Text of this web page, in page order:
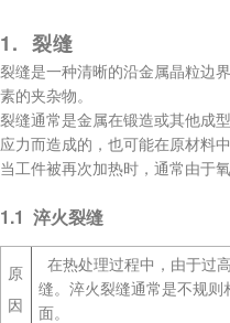
1. 裂缝
裂缝是一种清晰的沿金属晶粒边
素的夹杂物。
裂缝通常是金属在锻造或其他成
应力而造成的，也可能在原材料中
当工件被再次加热时，通常由于
1.1 淬火裂缝
原
因
在热处理过程中，由于过
缝。淬火裂缝通常是不规则
面。